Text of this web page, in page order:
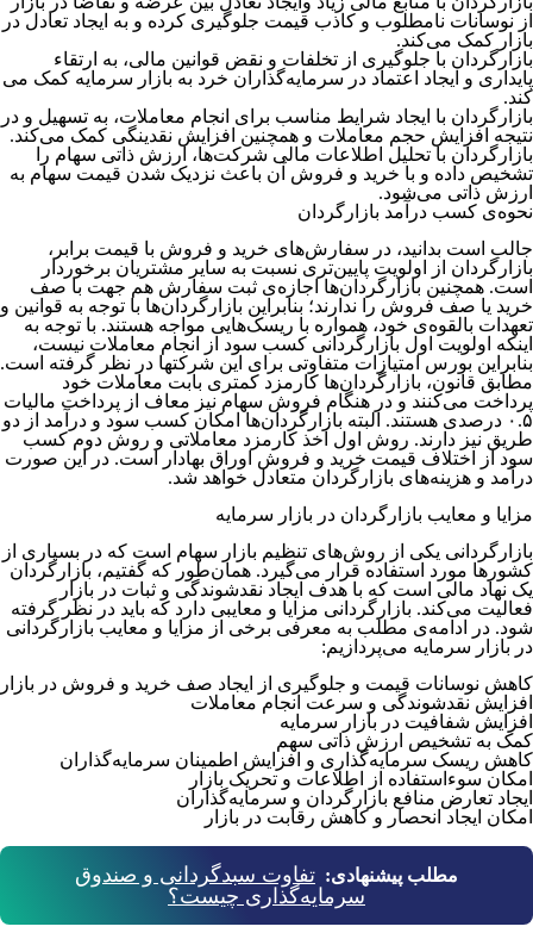
از نوسانات نامطلوب و کاذب قیمت‌ جلوگیری کرده و به ایجاد تعادل در
بازار کمک می‌­کند.
بازارگردان با جلوگیری از تخلفات و نقض قوانین مالی، به ارتقاء
پایداری و ایجاد اعتماد در سرمایه‌­گذاران خرد به بازار سرمایه کمک می­‌
کند.
بازارگردان با ایجاد شرایط مناسب برای انجام معاملات، به تسهیل و در
نتیجه افزایش حجم معاملات و همچنین افزایش نقدینگی کمک می‌کند.
بازارگردان با تحلیل اطلاعات مالی شرکت­‌ها، ارزش ذاتی سهام را
تشخیص داده و با خرید و فروش آن باعث نزدیک شدن قیمت سهام به
ارزش ذاتی می‌­شود.
نحوه‌ی کسب درآمد بازارگردان
جالب است بدانید، در سفارش­‌های خرید و فروش با قیمت برابر،
بازارگردان از اولویت پایین­‌تری نسبت به سایر مشتریان برخوردار
است. همچنین بازارگردان­‌ها اجازه­‌ی ثبت سفارش هم جهت با صف
خرید یا صف فروش را ندارند؛ بنابراین بازارگردان­‌ها با توجه به قوانین و
تعهدات بالقوه‌­ی خود، همواره با ریسک‌هایی مواجه هستند. با توجه به
اینکه اولویت اول بازارگردانی کسب سود از انجام معاملات نیست،
بنابراین بورس امتیازات متفاوتی برای این شرکت­ها در نظر گرفته است.
مطابق قانون، بازارگردان­‌ها کارمزد کمتری بابت معاملات خود
پرداخت می‌­کنند و در هنگام فروش سهام نیز معاف از پرداخت مالیات
۰.۵ درصدی هستند. البته بازارگردان‌­ها امکان کسب سود و درآمد از دو
طریق نیز دارند. روش اول اخذ کارمزد معاملاتی و روش دوم کسب
سود از اختلاف قیمت خرید و فروش اوراق بهادار است. در این صورت
درآمد و هزینه‌­های بازارگردان متعادل خواهد شد.
مزایا و معایب بازارگردان در بازار سرمایه
بازارگردانی یکی از روش­‌های تنظیم بازار سهام است که در بسیاری از
کشورها مورد استفاده قرار می­‌گیرد. همان‌طور که گفتیم، بازارگردان
یک نهاد مالی است که با هدف ایجاد نقدشوندگی و ثبات در بازار
فعالیت می­‌کند. بازارگردانی مزایا و معایبی دارد که باید در نظر گرفته
شود. در ادامه‌­ی مطلب به معرفی برخی از مزایا و معایب بازارگردانی
در بازار سرمایه می‌­پردازیم:
کاهش نوسانات قیمت و جلوگیری از ایجاد صف خرید و فروش در بازار
افزایش نقدشوندگی و سرعت انجام معاملات
افزایش شفافیت در بازار سرمایه
کمک به تشخیص ارزش ذاتی سهم
کاهش ریسک سرمایه‌­گذاری و افزایش اطمینان سرمایه­‌گذاران
امکان سوءاستفاده از اطلاعات و تحریک بازار
ایجاد تعارض منافع بازارگردان‌ و سرمایه‌­گذاران
امکان ایجاد انحصار و کاهش رقابت در بازار
مطلب پیشنهادی: تفاوت سبدگردانی و صندوق
سرمایه‌گذاری چیست؟